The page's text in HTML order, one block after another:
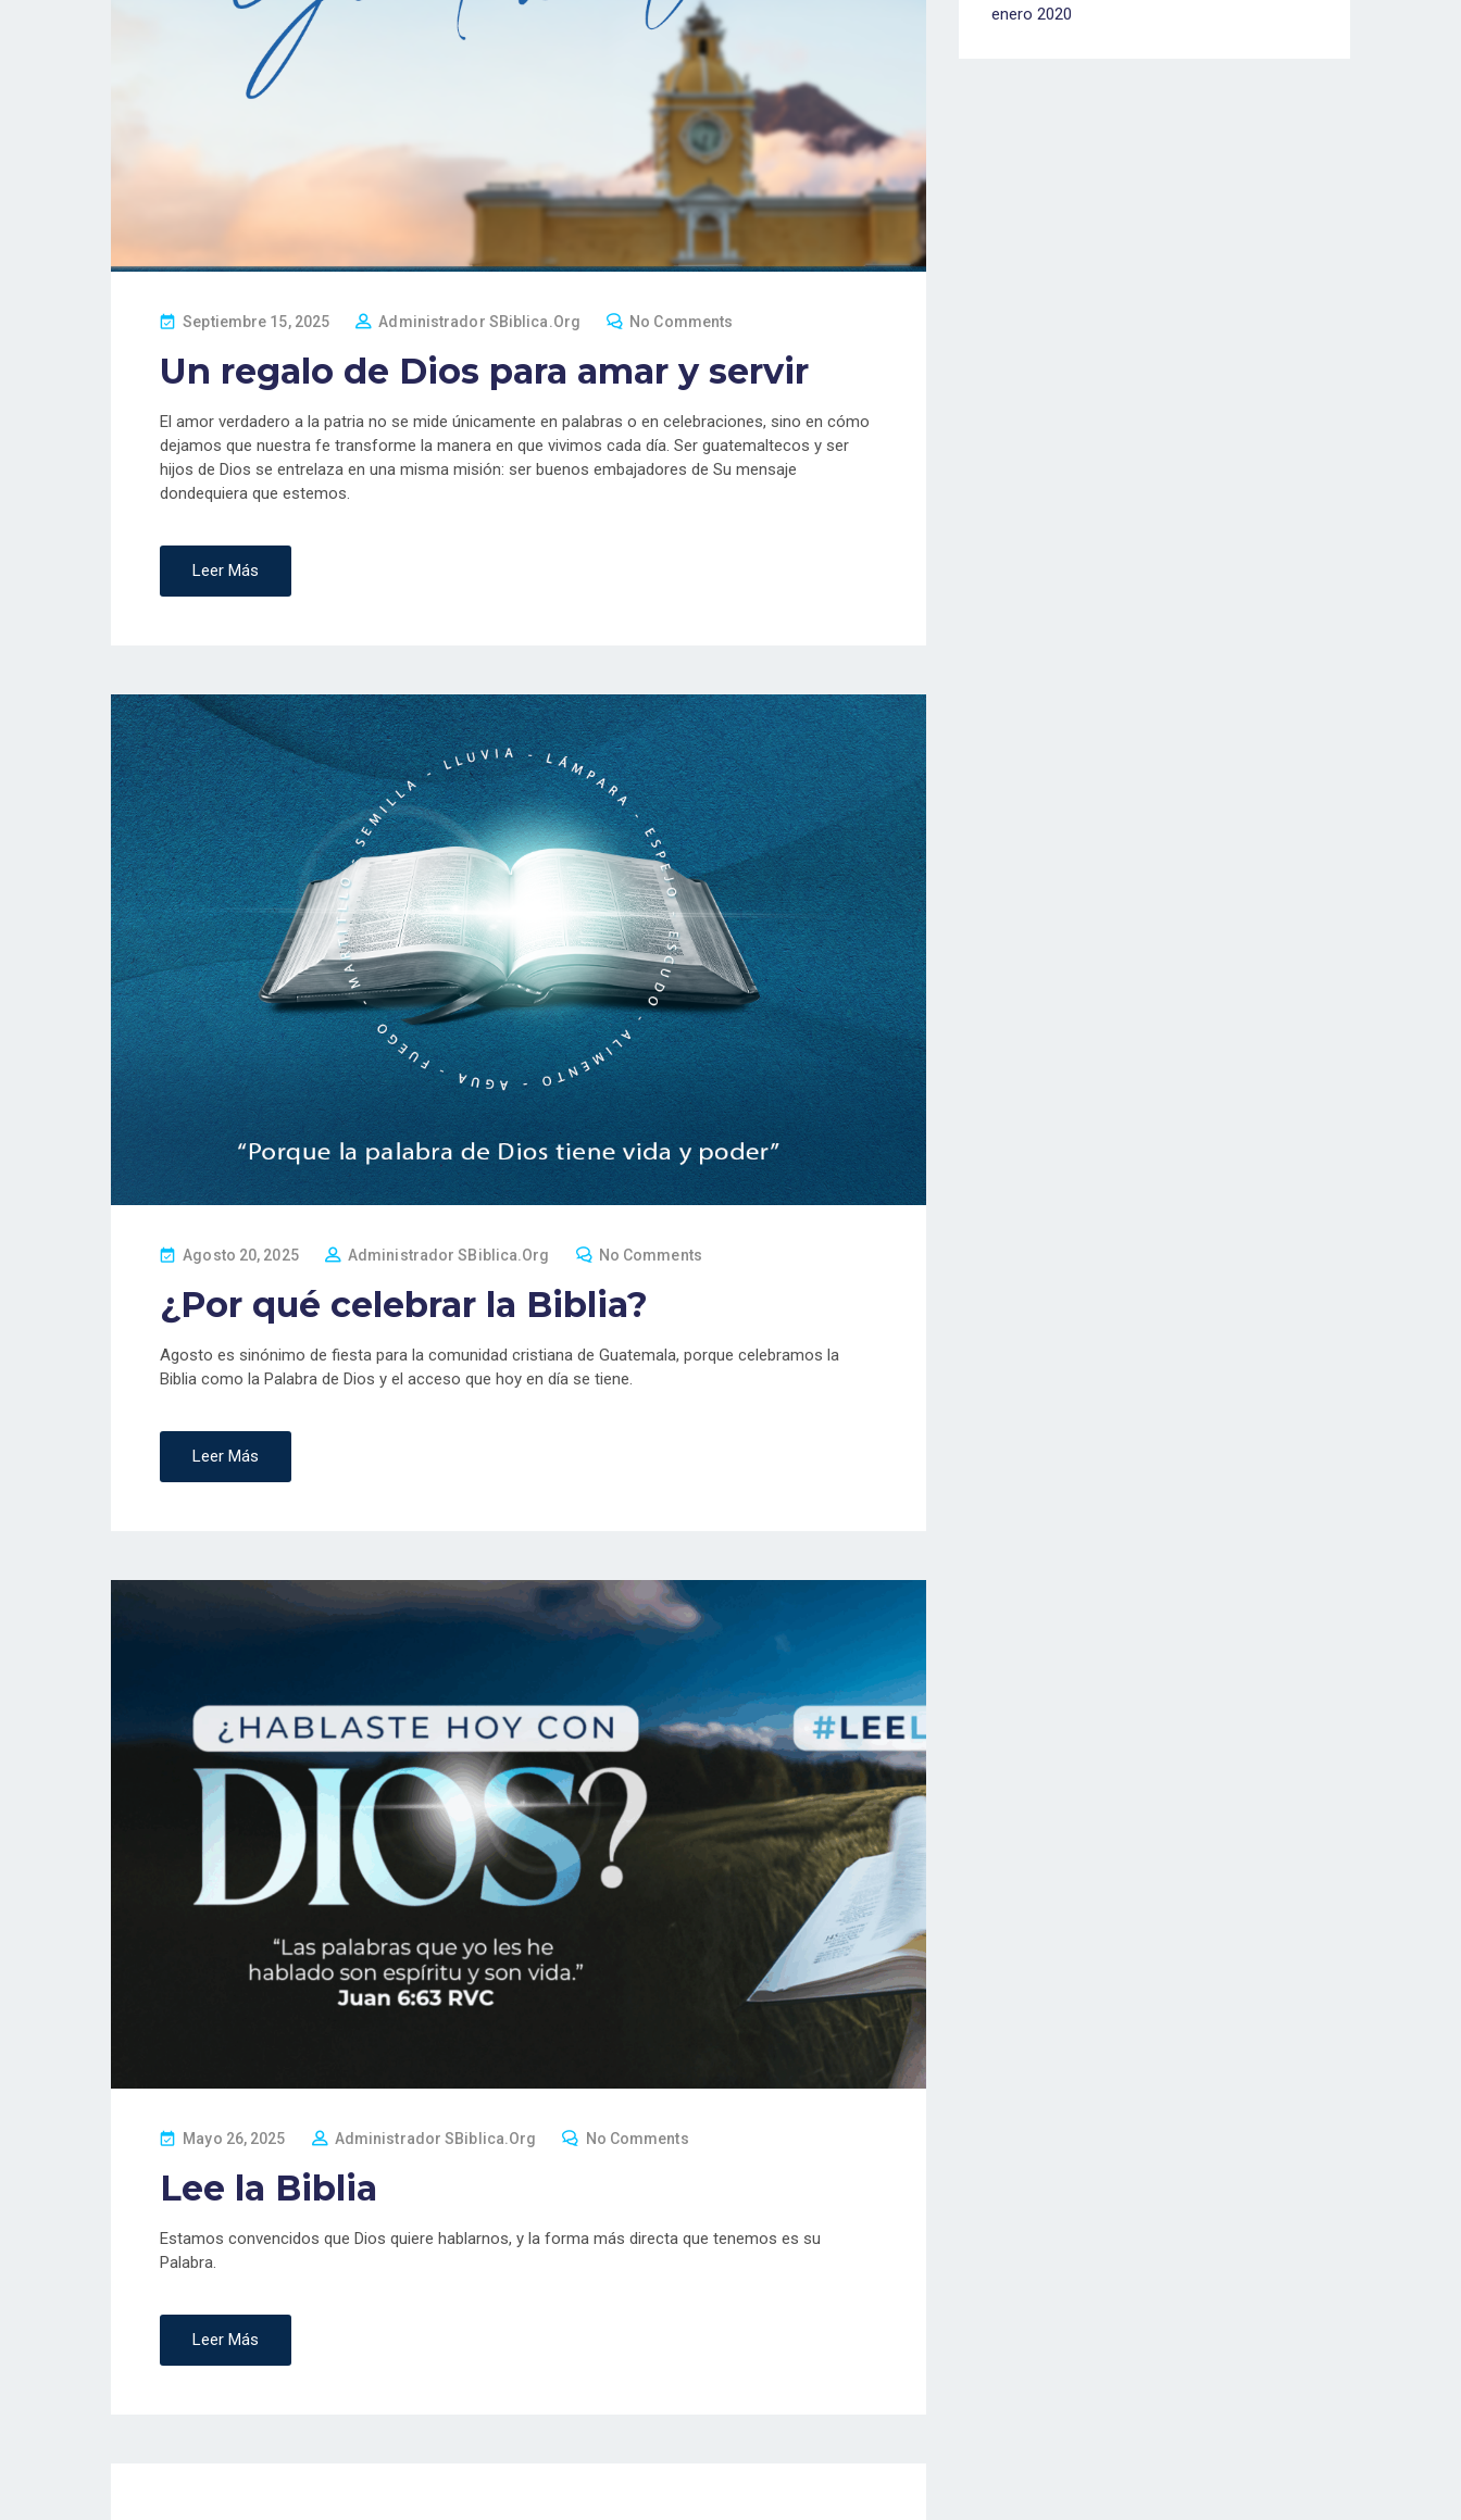
P
E
D
O
N
Septiembre 15, 2025 Administrador SBiblica.org No Comments
Un regalo de Dios para amar y servir
El amor verdadero a la patria no se mide únicamente en palabras o en celebraciones, sino en cómo
dejamos que nuestra fe transforme la manera en que vivimos cada día. Ser guatemaltecos y ser
hijos de Dios se entrelaza en una misma misión: ser buenos embajadores de Su mensaje
dondequiera que estemos.
Leer Más
P
T
E
D
Agosto 20, 2025 Administrador SBiblica.org No Comments
¿Por qué celebrar la Biblia?
Agosto es sinónimo de fiesta para la comunidad cristiana de Guatemala, porque celebramos la
Biblia como la Palabra de Dios y el acceso que hoy en día se tiene.
Leer Más
P
S
E
D
Mayo 26, 2025 Administrador SBiblica.org No Comments
Lee la Biblia
Estamos convencidos que Dios quiere hablarnos, y la forma más directa que tenemos es su
Palabra.
Leer Más
enero 2020